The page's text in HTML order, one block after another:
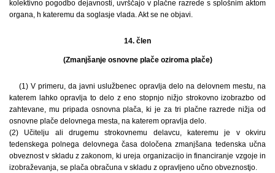
kolektivno pogodbo dejavnosti, uvrščajo v plačne razrede s splošnim aktom
organa, h kateremu da soglasje vlada. Akt se ne objavi.
14. člen
(Zmanjšanje osnovne plače oziroma plače)
(1) V primeru, da javni uslužbenec opravlja delo na delovnem mestu, na
katerem lahko opravlja to delo z eno stopnjo nižjo strokovno izobrazbo od
zahtevane, mu pripada osnovna plača, ki je za tri plačne razrede nižja od
osnovne plače delovnega mesta, na katerem opravlja delo.
(2) Učitelju ali drugemu strokovnemu delavcu, kateremu je v okviru
tedenskega polnega delovnega časa določena zmanjšana tedenska učna
obveznost v skladu z zakonom, ki ureja organizacijo in financiranje vzgoje in
izobraževanja, se plača obračuna v skladu z opravljeno učno obveznostjo.